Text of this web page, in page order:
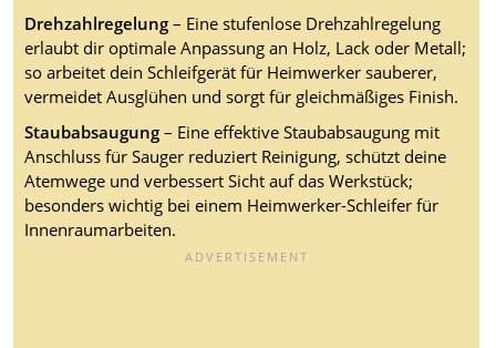
Drehzahlregelung– Eine stufenlose Drehzahlregelung
erlaubt dir optimale Anpassung an Holz, Lack oder Metall;
so arbeitet dein Schleifgerät für Heimwerker sauberer,
vermeidet Ausglühen und sorgt für gleichmäßiges Finish.
Staubabsaugung– Eine effektive Staubabsaugung mit
Anschluss für Sauger reduziert Reinigung, schützt deine
Atemwege und verbessert Sicht auf das Werkstück;
besonders wichtig bei einem Heimwerker-Schleifer für
Innenraumarbeiten.